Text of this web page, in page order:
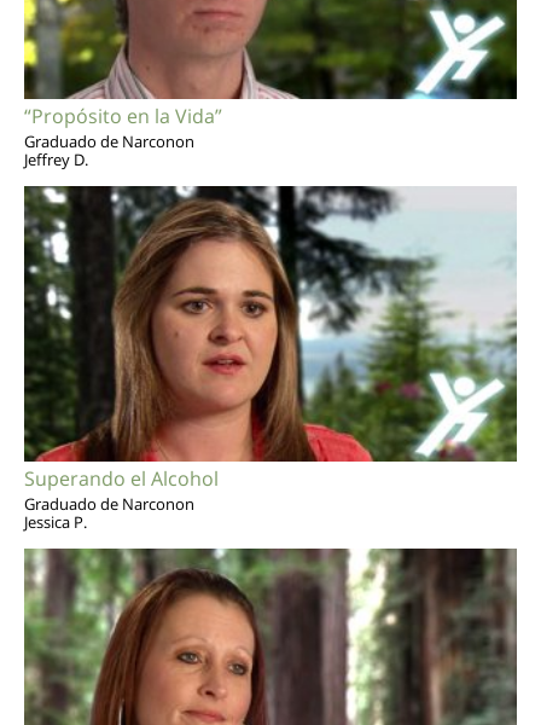
“Propósito en la Vida”
Graduado de Narconon
Jeffrey D.
Superando el Alcohol
Graduado de Narconon
Jessica P.